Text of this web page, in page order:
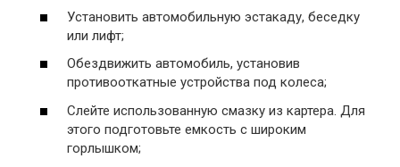
Установить автомобильную эстакаду, беседку
или лифт;
Обездвижить автомобиль, установив
противооткатные устройства под колеса;
Слейте использованную смазку из картера. Для
этого подготовьте емкость с широким
горлышком;